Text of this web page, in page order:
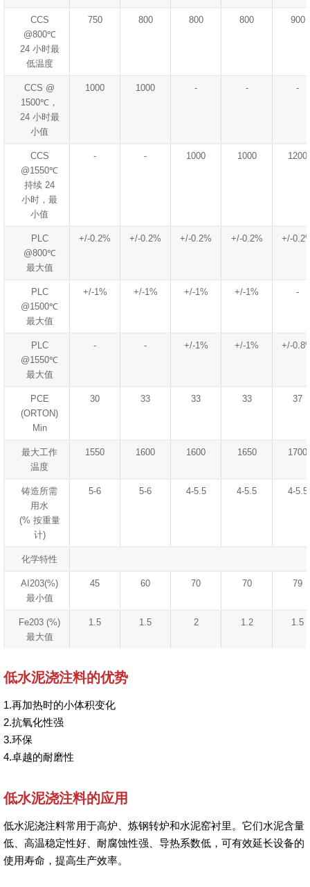
CCS
@800℃
24 小时最
低温度
750 800 800 800 900
CCS @
1500℃，
24 小时最
小值
1000 1000 - - -
CCS
@1550℃
持续 24
小时，最
小值
- - 1000 1000 1200
PLC
@800℃
最大值
+/-0.2% +/-0.2% +/-0.2% +/-0.2% +/-
PLC
@1500℃
最大值
+/-1% +/-1% +/-1% +/-1% -
PLC
@1550℃
最大值
- - +/-1% +/-1% +/-
PCE
(ORTON)
Min
30 33 33 33 37
最大工作
温度
1550 1600 1600 1650 1700
铸造所需
用水
(% 按重量
计)
5-6 5-6 4-5.5 4-5.5 4-5.5
化学特性
AI203(%)
最小值
45 60 70 70 79
Fe203 (%)
最大值
1.5 1.5 2 1.2 1.5
低水泥浇注料的优势
1.再加热时的小体积变化
2.抗氧化性强
3.环保
4.卓越的耐磨性
低水泥浇注料的应用
低水泥浇注料常用于高炉、炼钢转炉和水泥窑衬里。它们水泥含量
低、高温稳定性好、耐腐蚀性强、导热系数低，可有效延长设备的
使用寿命，提高生产效率。